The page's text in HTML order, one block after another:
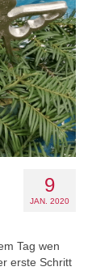
9
JAN. 2020
Tag wen
erste Schritt